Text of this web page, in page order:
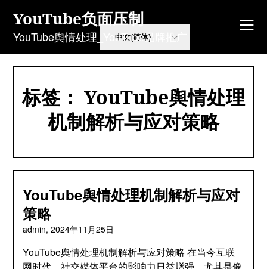
content
YouTube负面压制
YouTube舆情处理_YouTube品牌推广
标签： YouTube舆情处理
机制解析与应对策略
YouTube舆情处理机制解析与应对
策略
admin,2024年11月25日
YouTube舆情处理机制解析与应对策略 在当今互联